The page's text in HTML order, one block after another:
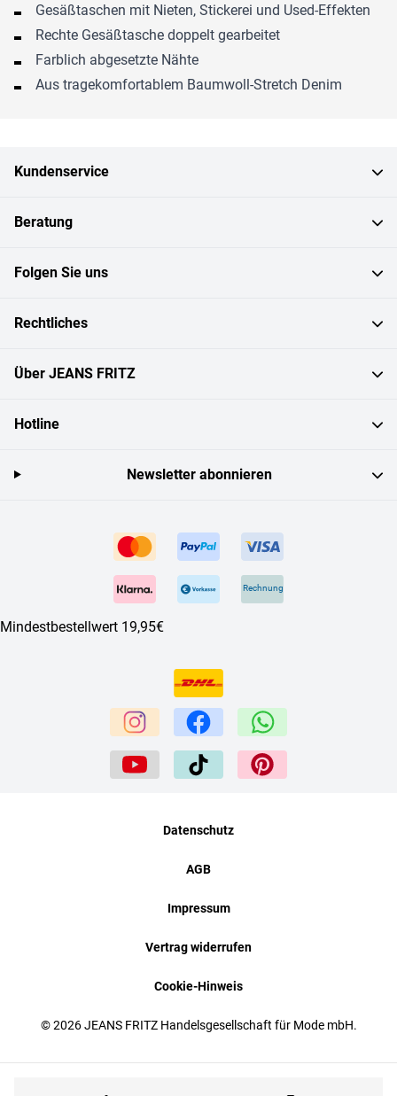
Gesäßtaschen mit Nieten, Stickerei und Used-Effekten
Rechte Gesäßtasche doppelt gearbeitet
Farblich abgesetzte Nähte
Aus tragekomfortablem Baumwoll-Stretch Denim
Kundenservice
Beratung
Folgen Sie uns
Rechtliches
Über JEANS FRITZ
Hotline
Rechnung
Mindestbestellwert 19,95€
Newsletter abonnieren
© 2026 JEANS FRITZ Handelsgesellschaft für Mode mbH.
Datenschutz
AGB
Impressum
Vertrag widerrufen
Cookie-Hinweis